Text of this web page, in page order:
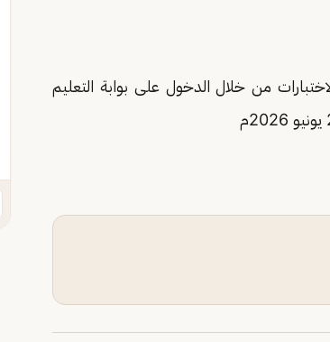
من خلال الدخول على بوابة التعليم